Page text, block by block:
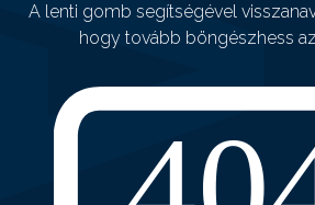
A lenti gomb segítségével
hogy tovább böngészhess